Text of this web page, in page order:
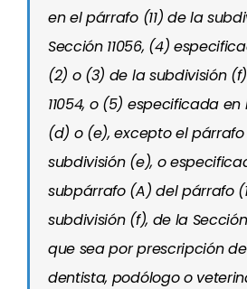
en el párrafo (11) de la
Sección 11056, (4)
(2) o (3) de la subdivisión
11054, o (5) especificada
(d) o (e), excepto el
subdivisión (e), o
subpárrafo (A) del párrafo
subdivisión (f), de la
que sea por prescripción
dentista, podólogo o